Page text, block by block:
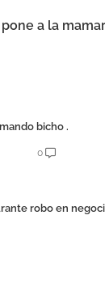
a la
bicho .
0
robo en